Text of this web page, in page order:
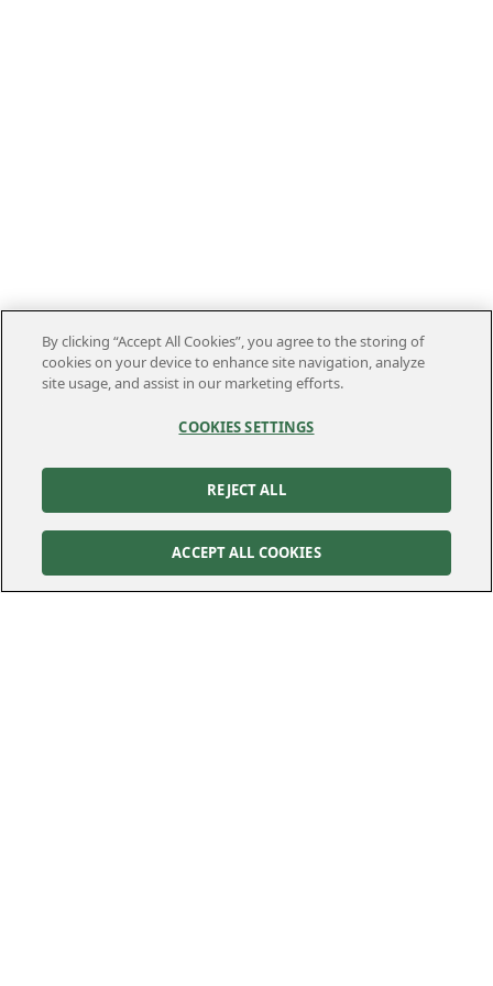
Kontakt
By clicking “Accept All Cookies”, you agree to the storing of
cookies on your device to enhance site navigation, analyze
site usage, and assist in our marketing efforts.
COOKIES SETTINGS
REJECT ALL
ACCEPT ALL COOKIES